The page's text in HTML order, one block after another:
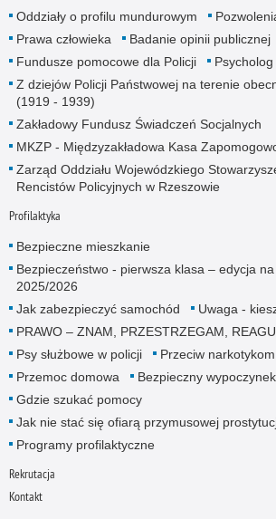
Oddziały o profilu mundurowym
Prawa człowieka
Badanie opinii publicznej
Fundusze pomocowe dla Policji
Z dziejów Policji Państwowej na terenie
(1919 - 1939)
Zakładowy Fundusz Świadczeń Socjalnych
MKZP - Międzyzakładowa Kasa
Zarząd Oddziału Wojewódzkiego
Rencistów Policyjnych w Rzeszowie
Profilaktyka
Bezpieczne mieszkanie
Bezpieczeństwo - pierwsza klasa – edycja
2025/2026
Jak zabezpieczyć samochód
Uwaga -
PRAWO – ZNAM, PRZESTRZEGAM,
Psy służbowe w policji
Przeciw narkotykom
Przemoc domowa
Bezpieczny wypoczynek
Gdzie szukać pomocy
Jak nie stać się ofiarą przymusowej
Programy profilaktyczne
Rekrutacja
Kontakt